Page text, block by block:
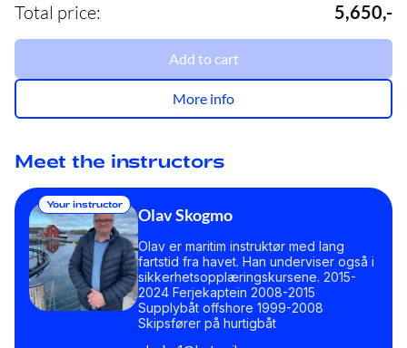
Total price: 5,650,-
Add to cart
More info
Meet the instructors
Your instructor
Olav Skogmo
Olav er maritim instruktør med lang
fartstid fra havet. Han underviser også i
sikkerhetsopplæringskursene. 2015-
2024 Ferjekaptein 2008-2015
Supplybåt offshore 1999-2008
Skipsfører på hurtigbåt